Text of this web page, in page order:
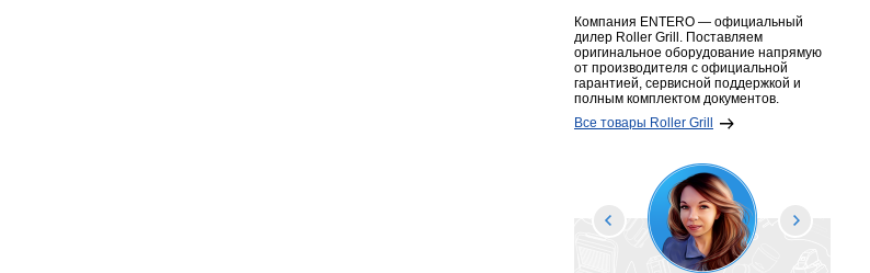
Компания ENTERO — официальный
дилер Roller Grill. Поставляем
оригинальное оборудование напрямую
от производителя с официальной
гарантией, сервисной поддержкой и
полным комплектом документов.
Все товары Roller Grill